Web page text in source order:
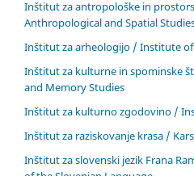
Inštitut za antropološke in
Anthropological and Spatial
Inštitut za arheologijo / Institute
Inštitut za kulturne in spominske
and Memory Studies
Inštitut za kulturno zgodovino /
Inštitut za raziskovanje krasa /
Inštitut za slovenski jezik Frana